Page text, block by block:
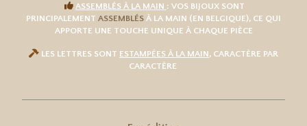
 ASSEMBLÉS À LA MAIN : VOS BIJOUX SONT
PRINCIPALEMENT ASSEMBLÉS À LA MAIN (EN BELGIQUE), CE QUI
APPORTE UNE TOUCHE UNIQUE À CHAQUE PIÈCE
 LES LETTRES SONT ESTAMPÉES À LA MAIN, CARACTÈRE PAR
CARACTÈRE